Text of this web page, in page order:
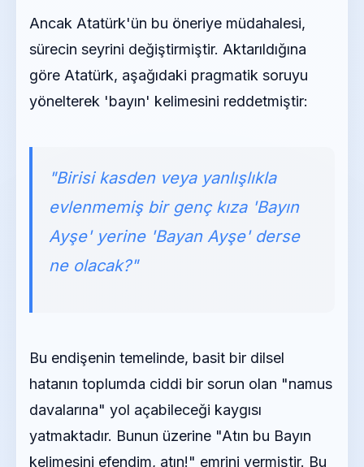
Ancak Atatürk'ün bu öneriye müdahalesi,
sürecin seyrini değiştirmiştir. Aktarıldığına
göre Atatürk, aşağıdaki pragmatik soruyu
yönelterek 'bayın' kelimesini reddetmiştir:
"Birisi kasden veya yanlışlıkla
evlenmemiş bir genç kıza 'Bayın
Ayşe' yerine 'Bayan Ayşe' derse
ne olacak?"
Bu endişenin temelinde, basit bir dilsel
hatanın toplumda ciddi bir sorun olan "namus
davalarına" yol açabileceği kaygısı
yatmaktadır. Bunun üzerine "Atın bu Bayın
kelimesini efendim, atın!" emrini vermiştir. Bu